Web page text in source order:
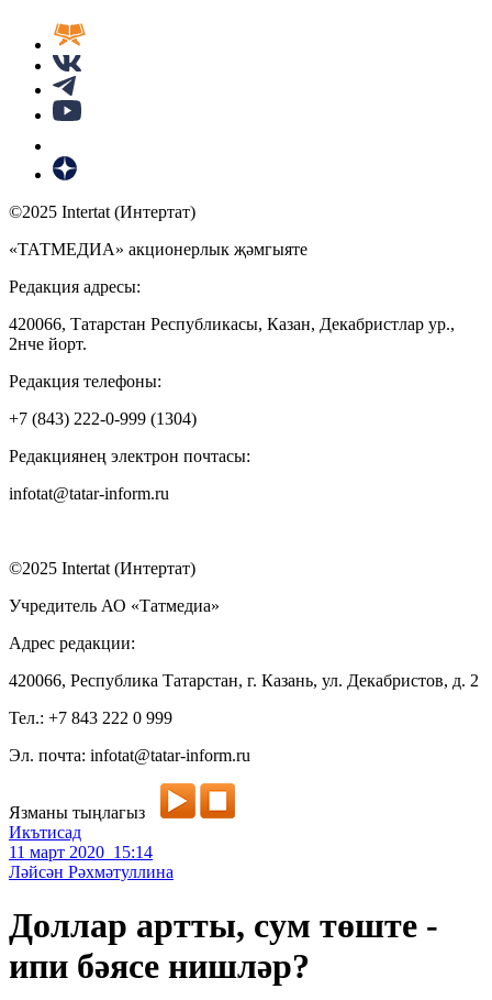
©2025 Intertat (Интертат)
«ТАТМЕДИА» акционерлык җәмгыяте
Редакция адресы:
420066, Татарстан Республикасы, Казан, Декабристлар ур.,
2нче йорт.
Редакция телефоны:
+7 (843) 222-0-999 (1304)
Редакциянең электрон почтасы:
infotat@tatar-inform.ru
©2025 Intertat (Интертат)
Учредитель АО «Татмедиа»
Адрес редакции:
420066, Республика Татарстан, г. Казань, ул. Декабристов, д. 2
Тел.: +7 843 222 0 999
Эл. почта: infotat@tatar-inform.ru
Язманы тыңлагыз
Икътисад
11 март 2020 15:14
Ләйсән Рәхмәтуллина
Доллар артты, сум төште -
ипи бәясе нишләр?